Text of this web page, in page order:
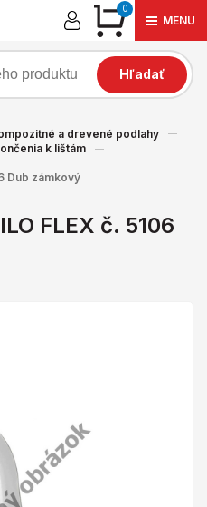
0
MENU
Hľadať
a drevené podlahy
k lištám
Dub zámkový
FLEX č. 5106